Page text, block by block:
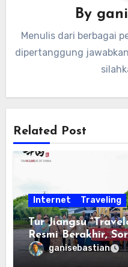
By
Menulis dari berbagai
dipertanggung
Related Post
Internet Traveling
Tur Jiangsu
Resmi Berakhir,
Keterbukaan, dan
Berorientasi pada
ganisebastian